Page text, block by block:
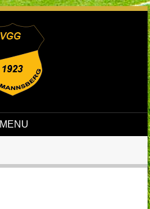
MENU